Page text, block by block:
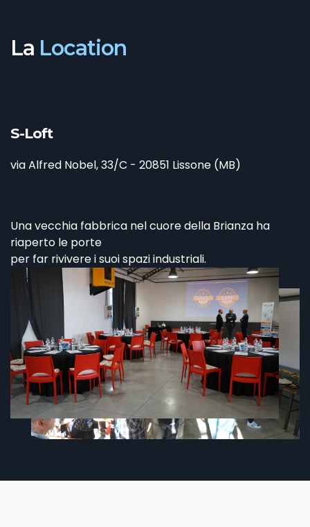
La Location
S-Loft
via Alfred Nobel, 33/C - 20851 Lissone (MB)
Una vecchia fabbrica nel cuore della Brianza ha
riaperto le porte
per far rivivere i suoi spazi industriali.